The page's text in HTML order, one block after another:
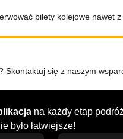
bilety kolejowe nawet
Skontaktuj się z naszym
na każdy etap
było łatwiejsze!